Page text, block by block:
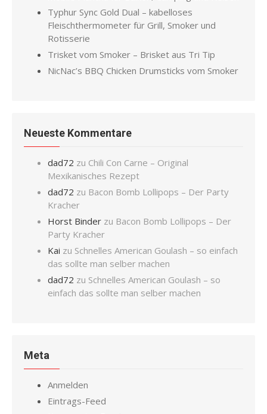
Typhur Sync Gold Dual – kabelloses
Fleischthermometer für Grill, Smoker und
Rotisserie
Trisket vom Smoker – Brisket aus Tri Tip
NicNac’s BBQ Chicken Drumsticks vom Smoker
Neueste Kommentare
dad72 zu Chili Con Carne – Original
Mexikanisches Rezept
dad72 zu Bacon Bomb Lollipops – Der Party
Kracher
Horst Binder zu Bacon Bomb Lollipops – Der
Party Kracher
Kai zu Schnelles American Goulash – so einfach
das sollte man selber machen
dad72 zu Schnelles American Goulash – so
einfach das sollte man selber machen
Meta
Anmelden
Eintrags-Feed